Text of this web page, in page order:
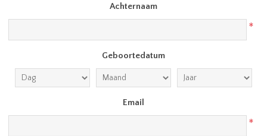
Achternaam
*
Geboortedatum
Email
*